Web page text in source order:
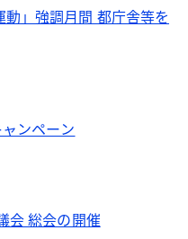
」強調月間 都庁舎等を
ンペーン
会 総会の開催